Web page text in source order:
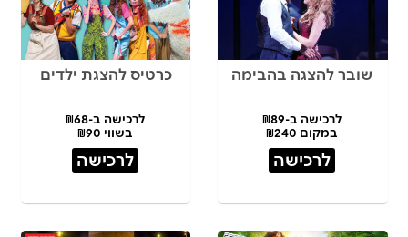
שובר להצגה בהבימה
לרכישה ב-₪89
במקום ₪240
לרכישה
כרטיס להצגת ילדים
לרכישה ב-₪68
בשווי ₪90
לרכישה